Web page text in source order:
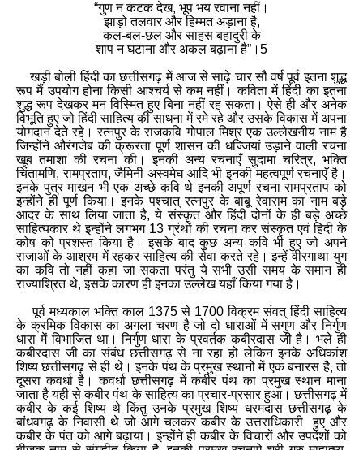
“गुण न कटक देख, भूप भय रवाना नहीं।
झाड़ो तलवार और हिम्मत अड़ाना है,
कल-बल-छल और साहस बहादुरी के
शाप न घटाना और अकल बढ़ाना है”।5
खड़ी बोली हिंदी का छत्तीसगढ़ में आज से साढ़े चार सौ वर्ष पूर्व इतना शुद्ध
रूप मैं उपयोग होना किसी आश्चर्य से कम नहीं। कविता में हिंदी का इतना
शुद्ध रूप देखकर मन विस्मित हुए बिना नहीं रह सकता। ऐसे ही और अनेक
विभूति हुए जो हिंदी साहित्य की साधना में रमे रहे और उसके विकास में अपना
योगदान देते रहे। रत्नपुर के राजकवि गोपाल मिश्र एक उल्लेखनीय नाम है
जिन्होंने औरंगजेब की क्रूरता पूर्ण शासन की धज्जियां उड़ाने वाली रचना
खूब तमाशा की रचना की। इनकी अन्य रचनाएँ सुदामा चरित्र, भक्ति
चिंतामणि, रामप्रताप, जैमिनी अस्वमेघ आदि भी इनकी महत्वपूर्ण रचनाएँ है।
इनके पुत्र माखन भी एक अच्छे कवि थे इनकी अपूर्ण रचना रामप्रताप को
इन्होंने ही पूर्ण किया। इनके पश्चात् रत्नपुर के बाबू रेवाराम का नाम बड़े
आदर के साथ लिया जाता है, ये संस्कृत और हिंदी दोनों के ही बड़े अच्छे
साहित्यकार थे इन्होंने लगभग 13 ग्रंथों की रचना कर संस्कृत एवं हिंदी के
कोष को प्रशस्त किया है। इसके बाद कुछ अन्य कवि भी हुए जो अपने
राजाओं के आश्रम में रहकर साहित्य की सेवा करते रहे। इन्हें वीरगाथा युग
का कवि तो नहीं कहा जा सकता परंतु ये सभी उसी समय के समान ही
राज्याश्रित थे, इसके कारण ही इनका उल्लेख यहाँ किया गया है।
पूर्व मध्यकाल भक्ति काल 1375 से 1700 विक्रम संवत् हिंदी साहित्य
के क्रमिक विकास का अगला चरण है जो दो धाराओं में सगुण और निर्गुण
धारा में विभाजित था। निर्गुण धारा के प्रवर्तक कबीरदास जी है। भले ही
कबीरदास जी का संबंध छत्तीसगढ़ से ना रहा हो लेकिन इनके अधिकांश
शिष्य छत्तीसगढ़ से ही थे। इनके पंथ के प्रमुख स्थानों में एक बनारस है, तो
दूसरा कवर्धा है। कवर्धा छत्तीसगढ़ में कबीर पंथ का प्रमुख स्थान माना
जाता है यही से कबीर पंथ के साहित्य का प्रचार-प्रसार हुआ। छत्तीसगढ़ में
कबीर के कई शिष्य थे किंतु उनके प्रमुख शिष्य धरमदास छत्तीसगढ़ के
बांधवगढ़ के निवासी थे जो आगे चलकर कबीर के उत्तराधिकारी हुए और
कबीर के पंत को आगे बढ़ाया। इन्होंने ही कबीर के विचारों और उपदेशों को